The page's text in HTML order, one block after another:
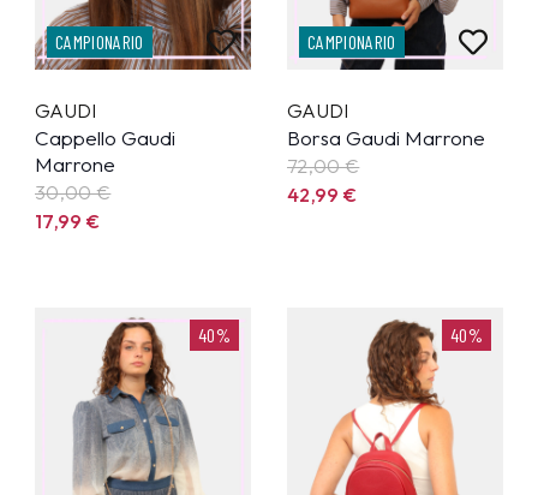
CAMPIONARIO
GAUDI
Cappello Gaudi
Marrone
30,00 €
17,99€
CAMPIONARIO
GAUDI
Borsa Gaudi Marrone
72,00 €
42,99€
40% 40%